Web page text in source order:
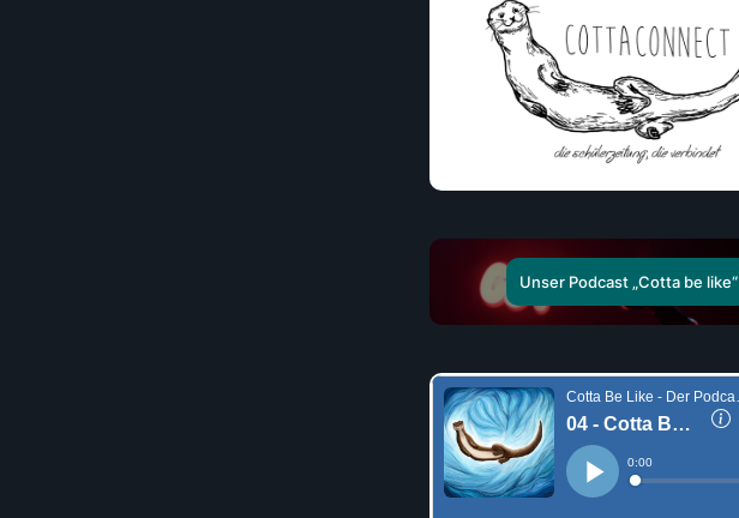
Unser Podcast „Cotta be like“